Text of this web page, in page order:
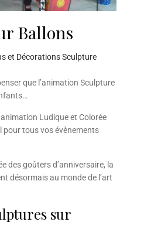
Ballons
et Décorations Sculpture
que l’animation Sculpture
Ludique et Colorée
pour tous vos évènements
des goûters d’anniversaire, la
désormais au monde de l’art
sur